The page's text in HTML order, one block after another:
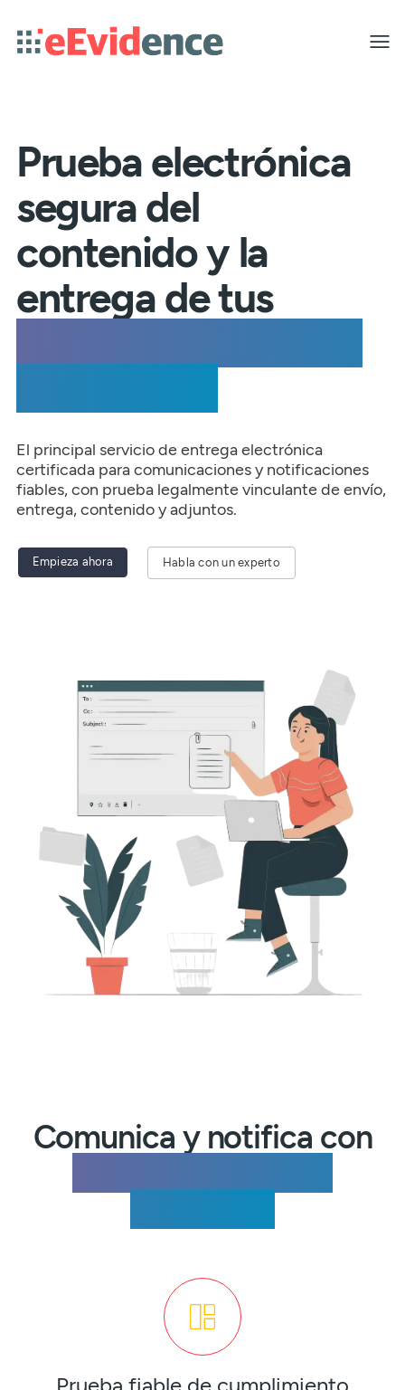
menu
Prueba electrónica
segura del
contenido y la
entrega de tus
El principal servicio de entrega electrónica
certificada para comunicaciones y notificaciones
fiables, con prueba legalmente vinculante de envío,
entrega, contenido y adjuntos.
Empieza ahora Habla con un experto
Comunica y notifica con